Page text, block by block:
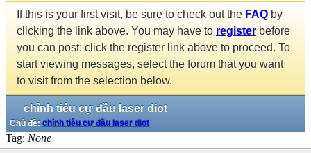
If this is your first visit, be sure to check out the FAQ by
clicking the link above. You may have to register before
you can post: click the register link above to proceed. To
start viewing messages, select the forum that you want
to visit from the selection below.
chỉnh tiêu cự đầu laser diot
Chủ đề: chỉnh tiêu cự đầu laser diot
Tag: None